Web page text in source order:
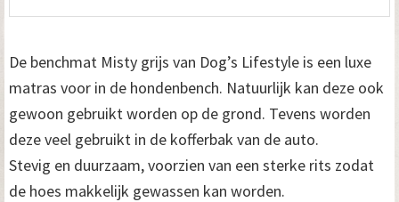
De benchmat Misty grijs van Dog’s Lifestyle is een luxe
matras voor in de hondenbench. Natuurlijk kan deze ook
gewoon gebruikt worden op de grond. Tevens worden
deze veel gebruikt in de kofferbak van de auto.
Stevig en duurzaam, voorzien van een sterke rits zodat
de hoes makkelijk gewassen kan worden.